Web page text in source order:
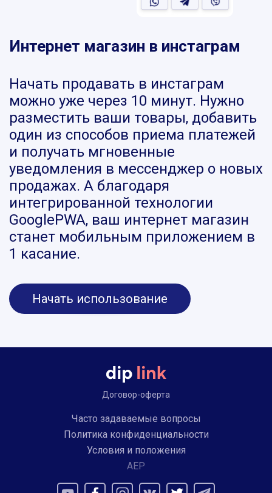
Интернет магазин в инстаграм
Начать продавать в инстаграм
можно уже через 10 минут. Нужно
разместить ваши товары, добавить
один из способов приема платежей
и получать мгновенные
уведомления в мессенджер о новых
продажах. А благодаря
интегрированной технологии
GooglePWA, ваш интернет магазин
станет мобильным приложением в
1 касание.
Начать использование
Договор-оферта
Часто задаваемые вопросы
Политика конфиденциальности
Условия и положения
AEP